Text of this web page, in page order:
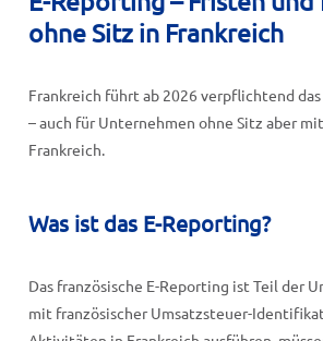
ohne Sitz in Frankreich
Frankreich führt ab 2026 verpflichtend
– auch für Unternehmen ohne Sitz aber
Frankreich.
Was ist das E-Reporting?
Das französische E-Reporting ist Teil der
mit französischer Umsatzsteuer-